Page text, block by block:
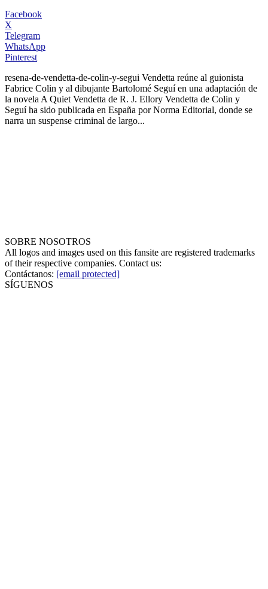
Facebook
X
Telegram
WhatsApp
Pinterest
resena-de-vendetta-de-colin-y-segui Vendetta reúne al guionista
Fabrice Colin y al dibujante Bartolomé Seguí en una adaptación de
la novela A Quiet Vendetta de R. J. Ellory Vendetta de Colin y
Seguí ha sido publicada en España por Norma Editorial, donde se
narra un suspense criminal de largo...
SOBRE NOSOTROS
All logos and images used on this fansite are registered trademarks
of their respective companies. Contact us:
Contáctanos: [email protected]
SÍGUENOS